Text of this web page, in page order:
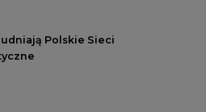
Polskie Sieci